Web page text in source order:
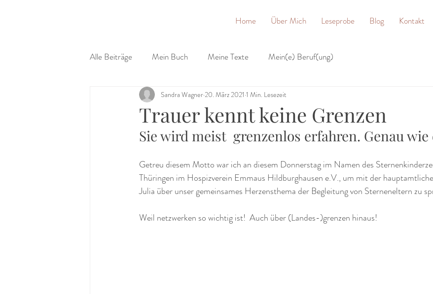
Home Über Mich Leseprobe Blog Kontakt
Alle Beiträge Mein Buch Meine Texte Mein(e) Beruf(ung)
Trauer kennt keine Grenzen
Sandra Wagner 20. März 2021 1 Min. Lesezeit
Sie wird meist  grenzenlos erfahren. Genau wie
Getreu diesem Motto war ich an diesem Donnerstag im Namen des
Thüringen im Hospizverein Emmaus Hildburghausen e.V., um mit der
Julia über unser gemeinsames Herzensthema der Begleitung von Sterneneltern zu
Weil netzwerken so wichtig ist!  Auch über (Landes-)grenzen hinaus!